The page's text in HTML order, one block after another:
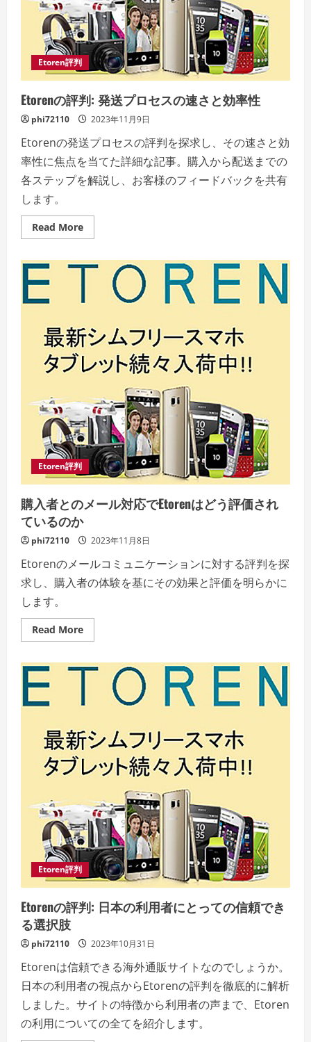
る！”
Etoren評判
Etorenの評判: 発送プロセスの速さと効率性
phi72110 2023年11月9日
Etorenの発送プロセスの評判を探求し、その速さと効
率性に焦点を当てた詳細な記事。購入から配送までの
各ステップを解説し、お客様のフィードバックを共有
します。
Read MoreRead
more
の
評
送
ロ
セ
ス
の
速
さ
率
性
Etoren評判
購入者とのメール対応でEtorenはどう評価され
ているのか
phi72110 2023年11月8日
Etorenのメールコミュニケーションに対する評判を探
求し、購入者の体験を基にその効果と評価を明らかに
します。
Read MoreRead
more
入
メ
ル
対
応
で
Etoren
は
評
価
さ
れ
て
い
る
か
Etoren評判
Etorenの評判: 日本の利用者にとっての信頼でき
る選択肢
phi72110 2023年10月31日
Etorenは信頼できる海外通販サイトなのでしょうか。
日本の利用者の視点からEtorenの評判を徹底的に解析
しました。サイトの特徴から利用者の声まで、Etoren
の利用についての全てを紹介します。